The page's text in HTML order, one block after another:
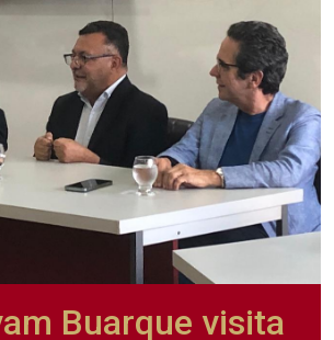
Buarque visita